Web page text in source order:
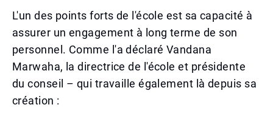
L'un des points forts de l'école est sa capacité à
assurer un engagement à long terme de son
personnel. Comme l'a déclaré Vandana
Marwaha, la directrice de l'école et présidente
du conseil – qui travaille également là depuis sa
création :